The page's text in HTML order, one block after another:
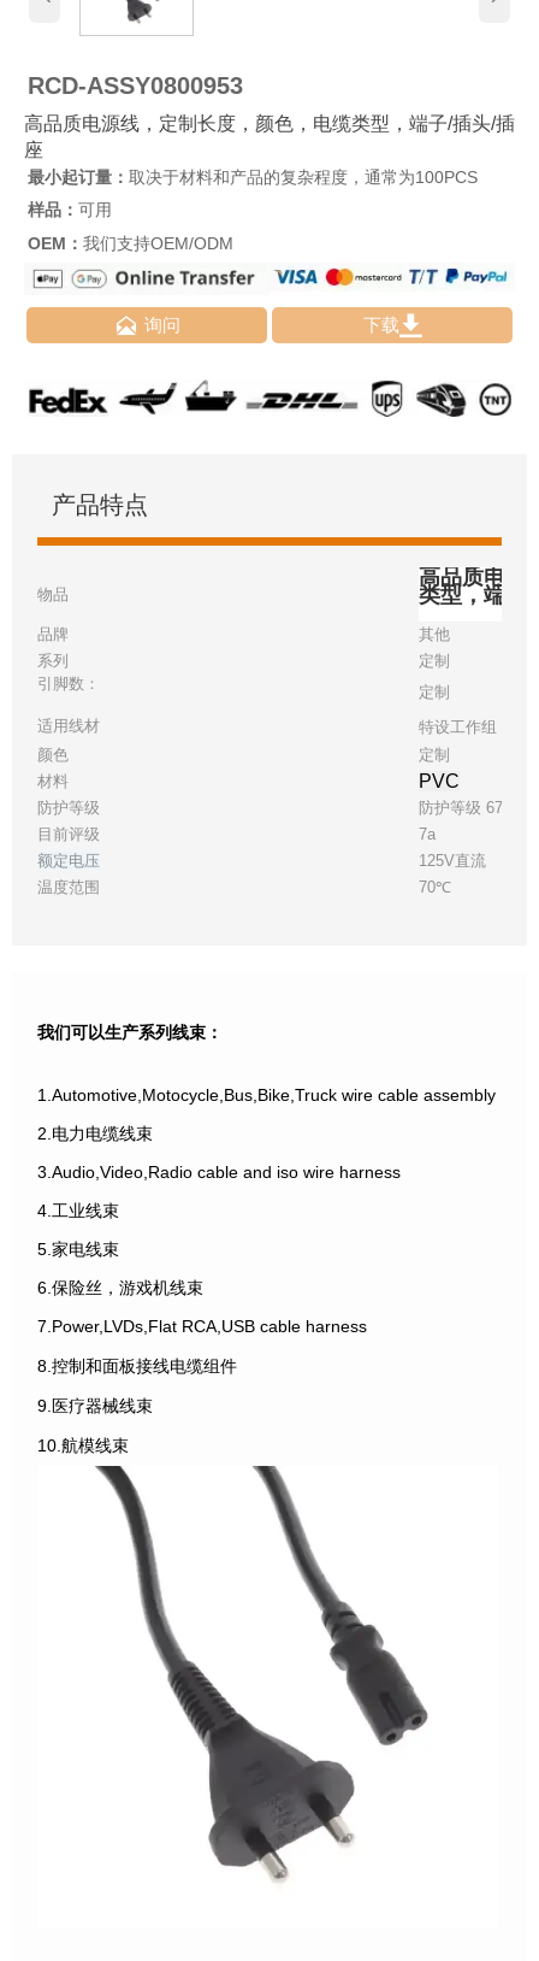
RCD-ASSY0800953
高品质电源线，定制长度，颜色，电缆类型，端子/插头/插
座
最小起订量： 取决于材料和产品的复杂程度，通常为100PCS
样品： 可用
OEM： 我们支持OEM/ODM
 询问 下载
产品特点
物品
高品质电源
类型，端子
品牌
其他
系列
定制
引脚数：
定制
适用线材
特设工作组 17
颜色
定制
材料
PVC
防护等级
防护等级 67
目前评级
7a
额定电压
125V直流
温度范围
70℃
我们可以生产系列线束：
1.Automotive,Motocycle,Bus,Bike,Truck wire cable assembly
2.电力电缆线束
3.Audio,Video,Radio cable and iso wire harness
4.工业线束
5.家电线束
6.保险丝，游戏机线束
7.Power,LVDs,Flat RCA,USB cable harness
8.控制和面板接线电缆组件
9.医疗器械线束
10.航模线束